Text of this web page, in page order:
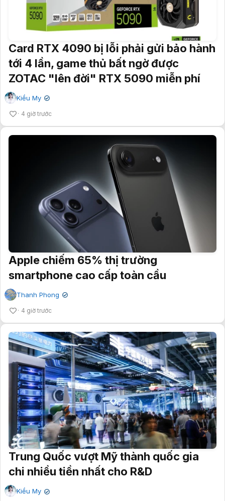
Card RTX 4090 bị lỗi phải gửi bảo hành
tới 4 lần, game thủ bất ngờ được
ZOTAC "lên đời" RTX 5090 miễn phí
Kiều My ✔
4 giờ trước
Apple chiếm 65% thị trường
smartphone cao cấp toàn cầu
Thanh Phong ✔
4 giờ trước
Trung Quốc vượt Mỹ thành quốc gia
chi nhiều tiền nhất cho R&D
Kiều My ✔